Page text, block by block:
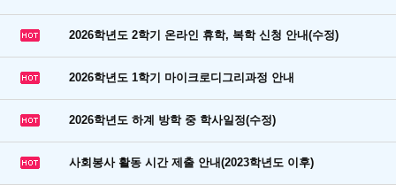
2026학년도 2학기 온라인 휴학, 복학 신청 안내(수정)
2026학년도 1학기 마이크로디그리과정 안내
2026학년도 하계 방학 중 학사일정(수정)
사회봉사 활동 시간 제출 안내(2023학년도 이후)